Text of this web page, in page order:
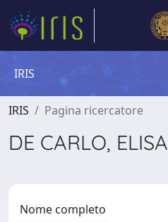
IRIS
IRIS Pagina ricercatore
DE CARLO, ELISA
Nome completo